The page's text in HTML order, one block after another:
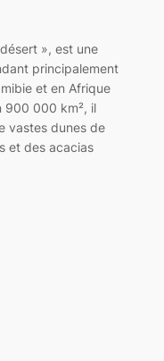
», est une
principalement
et en Afrique
900 000 km², il
vastes dunes de
et des acacias